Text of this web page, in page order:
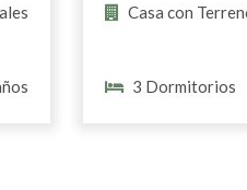
Casa con
3 Dormitorios